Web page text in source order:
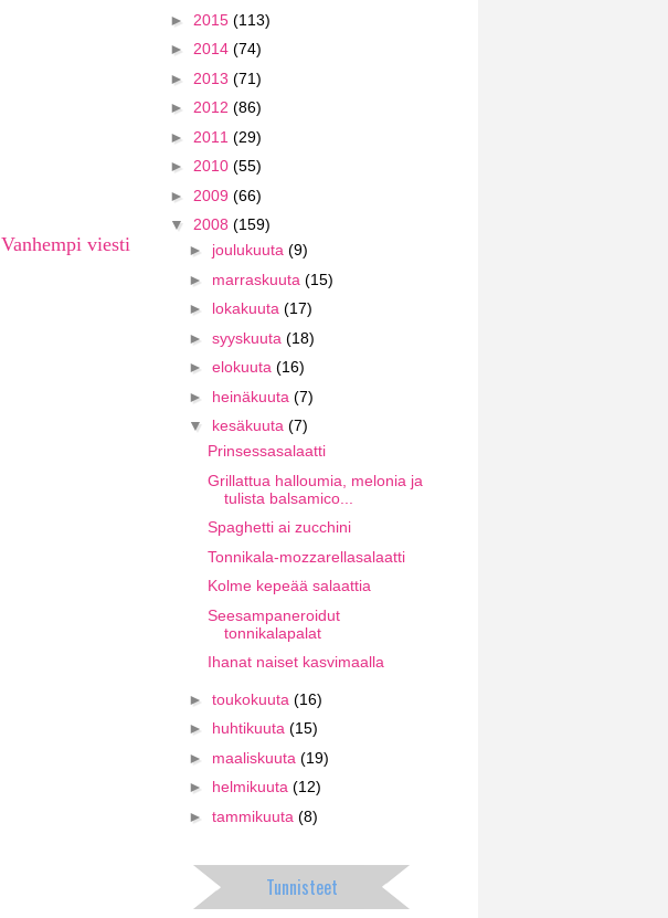
Vanhempi viesti
► 2015 (113)
► 2014 (74)
► 2013 (71)
► 2012 (86)
► 2011 (29)
► 2010 (55)
► 2009 (66)
▼ 2008 (159)
► joulukuuta (9)
► marraskuuta (15)
► lokakuuta (17)
► syyskuuta (18)
► elokuuta (16)
► heinäkuuta (7)
▼ kesäkuuta (7)
Prinsessasalaatti
Grillattua halloumia, melonia ja
tulista balsamico...
Spaghetti ai zucchini
Tonnikala-mozzarellasalaatti
Kolme kepeää salaattia
Seesampaneroidut
tonnikalapalat
Ihanat naiset kasvimaalla
► toukokuuta (16)
► huhtikuuta (15)
► maaliskuuta (19)
► helmikuuta (12)
► tammikuuta (8)
Tunnisteet